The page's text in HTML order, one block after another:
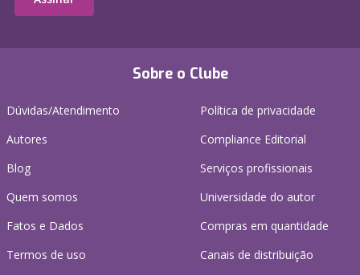
Sobre o Clube
Dúvidas/Atendimento
Autores
Blog
Quem somos
Fatos e Dados
Termos de uso
Política de privacidade
Compliance Editorial
Serviços profissionais
Universidade do autor
Compras em quantidade
Canais de distribuição